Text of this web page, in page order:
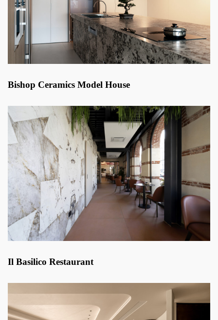
Bishop Ceramics Model House
Il Basilico Restaurant